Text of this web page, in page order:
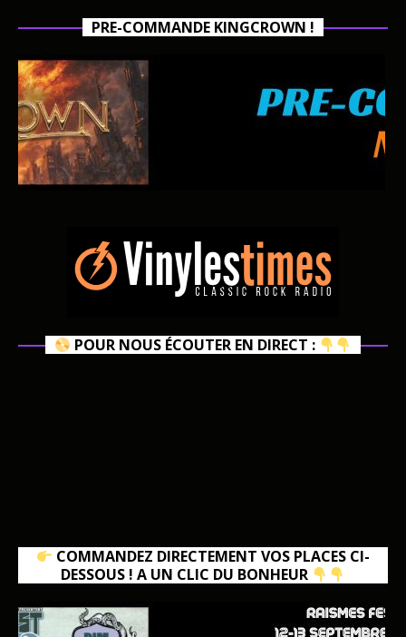
PRE-COMMANDE KINGCROWN !
POUR NOUS ÉCOUTER EN DIRECT :
COMMANDEZ DIRECTEMENT VOS PLACES CI-
DESSOUS ! A UN CLIC DU BONHEUR